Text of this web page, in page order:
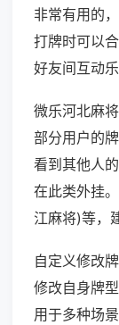
非常有用的
打牌时可以
好友间互动乐
微乐河北麻
部分用户的
看到其他人
在此类外挂
江麻将)等，
自定义修改
修改自身牌
用于多种场